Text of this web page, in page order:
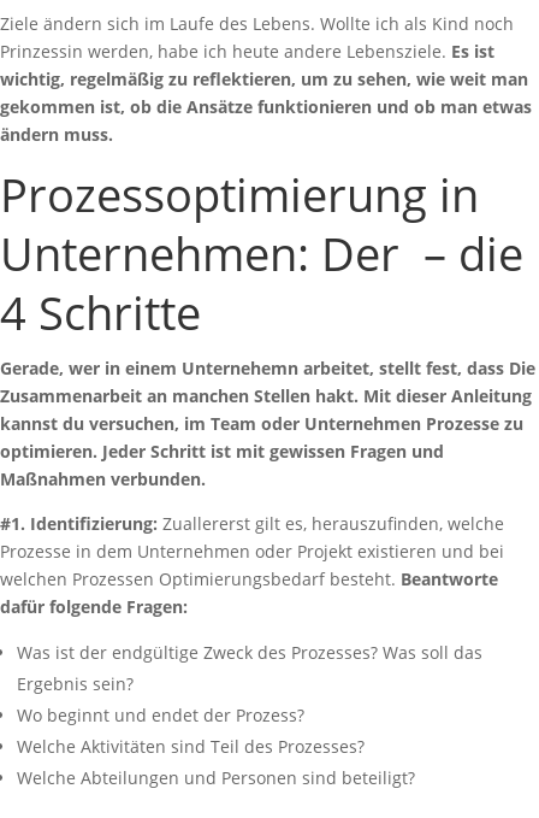
Ziele ändern sich im Laufe des Lebens. Wollte ich als Kind noch
Prinzessin werden, habe ich heute andere Lebensziele. Es ist
wichtig, regelmäßig zu reflektieren, um zu sehen, wie weit man
gekommen ist, ob die Ansätze funktionieren und ob man etwas
ändern muss.
Prozessoptimierung in
Unternehmen: Der – die
4 Schritte
Gerade, wer in einem Unternehemn arbeitet, stellt fest, dass Die
Zusammenarbeit an manchen Stellen hakt. Mit dieser Anleitung
kannst du versuchen, im Team oder Unternehmen Prozesse zu
optimieren. Jeder Schritt ist mit gewissen Fragen und
Maßnahmen verbunden.
#1. Identifizierung: Zuallererst gilt es, herauszufinden, welche
Prozesse in dem Unternehmen oder Projekt existieren und bei
welchen Prozessen Optimierungsbedarf besteht. Beantworte
dafür folgende Fragen:
Was ist der endgültige Zweck des Prozesses? Was soll das
Ergebnis sein?
Wo beginnt und endet der Prozess?
Welche Aktivitäten sind Teil des Prozesses?
Welche Abteilungen und Personen sind beteiligt?